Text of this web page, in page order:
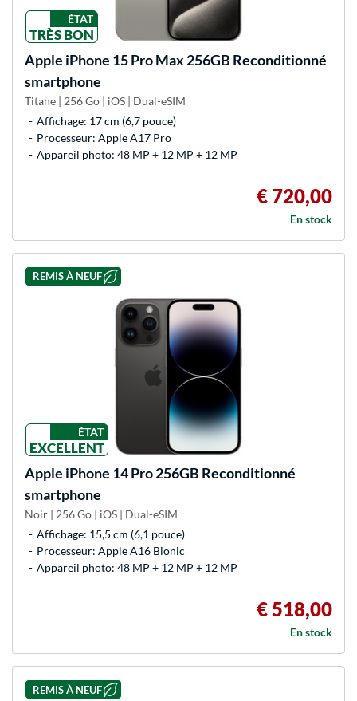
ÉTAT
TRÈS BON
Apple iPhone 15 Pro Max 256GB Reconditionné
smartphone
Titane | 256 Go | iOS | Dual-eSIM
Affichage: 17 cm (6,7 pouce)
Processeur: Apple A17 Pro
Appareil photo: 48 MP + 12 MP + 12 MP
€ 720,00
En stock
REMIS À NEUF
ÉTAT
EXCELLENT
Apple iPhone 14 Pro 256GB Reconditionné
smartphone
Noir | 256 Go | iOS | Dual-eSIM
Affichage: 15,5 cm (6,1 pouce)
Processeur: Apple A16 Bionic
Appareil photo: 48 MP + 12 MP + 12 MP
€ 518,00
En stock
REMIS À NEUF